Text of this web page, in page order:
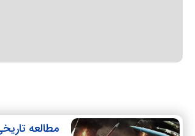
مطالعه تاریخی جنگ 8 سال